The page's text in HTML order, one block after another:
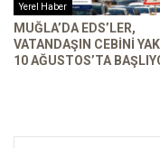
Yerel Haber
MUĞLA’DA EDS’LER,
VATANDAŞIN CEBINI
10 AĞUSTOS’TA